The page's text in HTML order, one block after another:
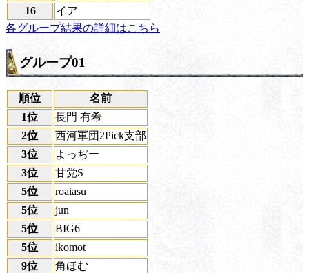
16
イア
各グループ結果の詳細はこちら
グループ01
順位
名前
1位
長門 有希
2位
西河軍団2Pick支部
3位
よっぢー
3位
甘党S
5位
roaiasu
5位
jun
5位
BIG6
5位
ikomot
9位
角ほむ